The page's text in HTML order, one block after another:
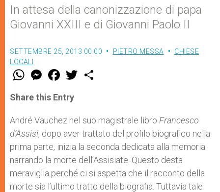
In attesa della canonizzazione di papa
Giovanni XXIII e di Giovanni Paolo II
SETTEMBRE 25, 2013 00:00 PIETRO MESSA
CHIESE
LOCALI
W
t
s
p
p
M
e
s
e
g
e
r
F
a
e
b
o
k
w
r
Share this Entry
André Vauchez nel suo magistrale libro Francesco
d’Assisi, dopo aver trattato del profilo biografico nella
prima parte, inizia la seconda dedicata alla memoria
narrando la morte dell’Assisiate. Questo desta
meraviglia perché ci si aspetta che il racconto della
morte sia l’ultimo tratto della biografia. Tuttavia tale